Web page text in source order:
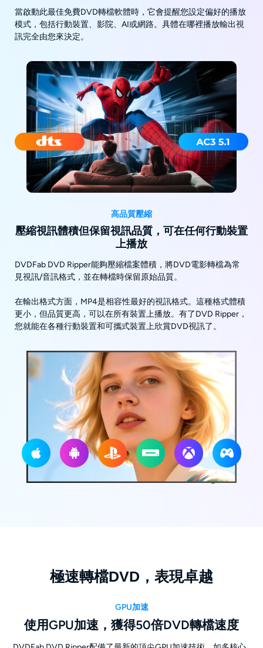
當啟動此最佳免費DVD轉檔軟體時，它會提醒您設定偏好的播放
模式，包括行動裝置、影院、AI或網路。具體在哪裡播放輸出視
訊完全由您來決定。
高品質壓縮
壓縮視訊體積但保留視訊品質，可在任何行動裝置
上播放
DVDFab DVD Ripper能夠壓縮檔案體積，將DVD電影轉檔為常
見視訊/音訊格式，並在轉檔時保留原始品質。
在輸出格式方面，MP4是相容性最好的視訊格式。這種格式體積
更小，但品質更高，可以在所有裝置上播放。有了DVD Ripper，
您就能在各種行動裝置和可攜式裝置上欣賞DVD視訊了。
極速轉檔DVD，表現卓越
GPU加速
使用GPU加速，獲得50倍DVD轉檔速度